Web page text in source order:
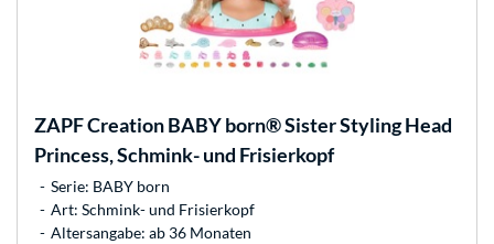
ZAPF CreationBABY born® Sister Styling Head
Princess, Schmink- und Frisierkopf
Serie: BABY born
Art: Schmink- und Frisierkopf
Altersangabe: ab 36 Monaten